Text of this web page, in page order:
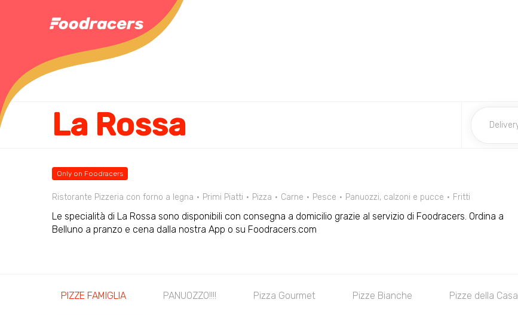
La Rossa
Only on Foodracers
Ristorante Pizzeria con forno a legna Primi Piatti Pizza Carne Pesce Panuozzi, calzoni e pucce Fritti
Le specialità di La Rossa sono disponibili con consegna a domicilio grazie al servizio di Foodracers. Ordina a
Belluno a pranzo e cena dalla nostra App o su Foodracers.com
PIZZE FAMIGLIA PANUOZZO!!!! Pizza Gourmet Pizze Bianche Pizze della Casa